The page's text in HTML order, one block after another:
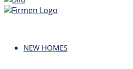
NEW HOMES